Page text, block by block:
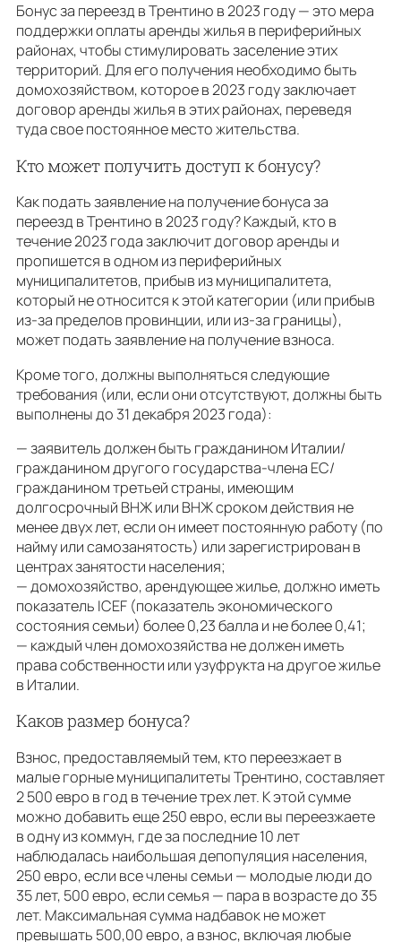
Бонус за переезд в Трентино в 2023 году — это мера
поддержки оплаты аренды жилья в периферийных
районах, чтобы стимулировать заселение этих
территорий. Для его получения необходимо быть
домохозяйством, которое в 2023 году заключает
договор аренды жилья в этих районах, переведя
туда свое постоянное место жительства.
Кто может получить доступ к бонусу?
Как подать заявление на получение бонуса за
переезд в Трентино в 2023 году? Каждый, кто в
течение 2023 года заключит договор аренды и
пропишется в одном из периферийных
муниципалитетов, прибыв из муниципалитета,
который не относится к этой категории (или прибыв
из-за пределов провинции, или из-за границы),
может подать заявление на получение взноса.
Кроме того, должны выполняться следующие
требования (или, если они отсутствуют, должны быть
выполнены до 31 декабря 2023 года):
— заявитель должен быть гражданином Италии/
гражданином другого государства-члена ЕС/
гражданином третьей страны, имеющим
долгосрочный ВНЖ или ВНЖ сроком действия не
менее двух лет, если он имеет постоянную работу (по
найму или самозанятость) или зарегистрирован в
центрах занятости населения;
— домохозяйство, арендующее жилье, должно иметь
показатель ICEF (показатель экономического
состояния семьи) более 0,23 балла и не более 0,41;
— каждый член домохозяйства не должен иметь
права собственности или узуфрукта на другое жилье
в Италии.
Каков размер бонуса?
Взнос, предоставляемый тем, кто переезжает в
малые горные муниципалитеты Трентино, составляет
2 500 евро в год в течение трех лет. К этой сумме
можно добавить еще 250 евро, если вы переезжаете
в одну из коммун, где за последние 10 лет
наблюдалась наибольшая депопуляция населения,
250 евро, если все члены семьи — молодые люди до
35 лет, 500 евро, если семья — пара в возрасте до 35
лет. Максимальная сумма надбавок не может
превышать 500,00 евро, а взнос, включая любые